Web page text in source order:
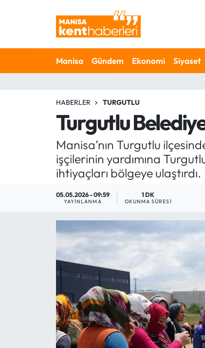
Manisa Gündem Ekonomi Siyaset
HABERLER TURGUTLU
Turgutlu
Manisa’nın Turgutlu
işçilerinin yardımına
ihtiyaçları bölgeye ulaştırdı.
05.05.2026 - 09:59
YAYINLANMA
1 DK
OKUNMA SÜRESI
Ahmetli Hava Durumu
Ahmetli Trafik Yoğunluk Haritası
Son Dakika Haberleri
Haber Arşivi